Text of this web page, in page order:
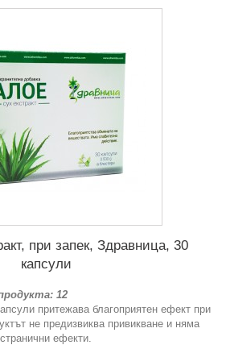
при запек, Здравница, 30
капсули
12
притежава благоприятен ефект при
не предизвиква привикване и няма
странични ефекти.